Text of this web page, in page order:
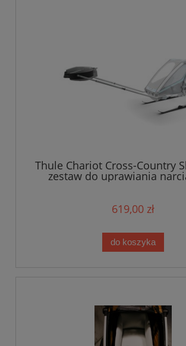
Thule Chariot Cross-Country
zestaw do uprawiania
biegowego i pieszych
619,00 zł
do koszyka